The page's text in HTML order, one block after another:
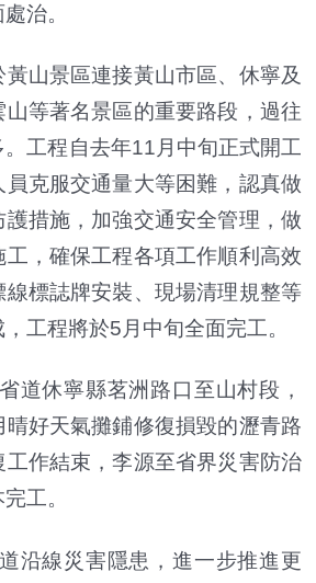
治。
山景區連接黃山市區、休寧及
等著名景區的重要路段，過往
工程自去年11月中旬正式開工
員克服交通量大等困難，認真做
措施，加強交通安全管理，做
，確保工程各項工作順利高效
標誌牌安裝、現場清理規整等
工程將於5月中旬全面完工。
道休寧縣茗洲路口至山村段，
好天氣攤鋪修復損毀的瀝青路
作結束，李源至省界災害防治
工。
沿線災害隱患，進一步推進更